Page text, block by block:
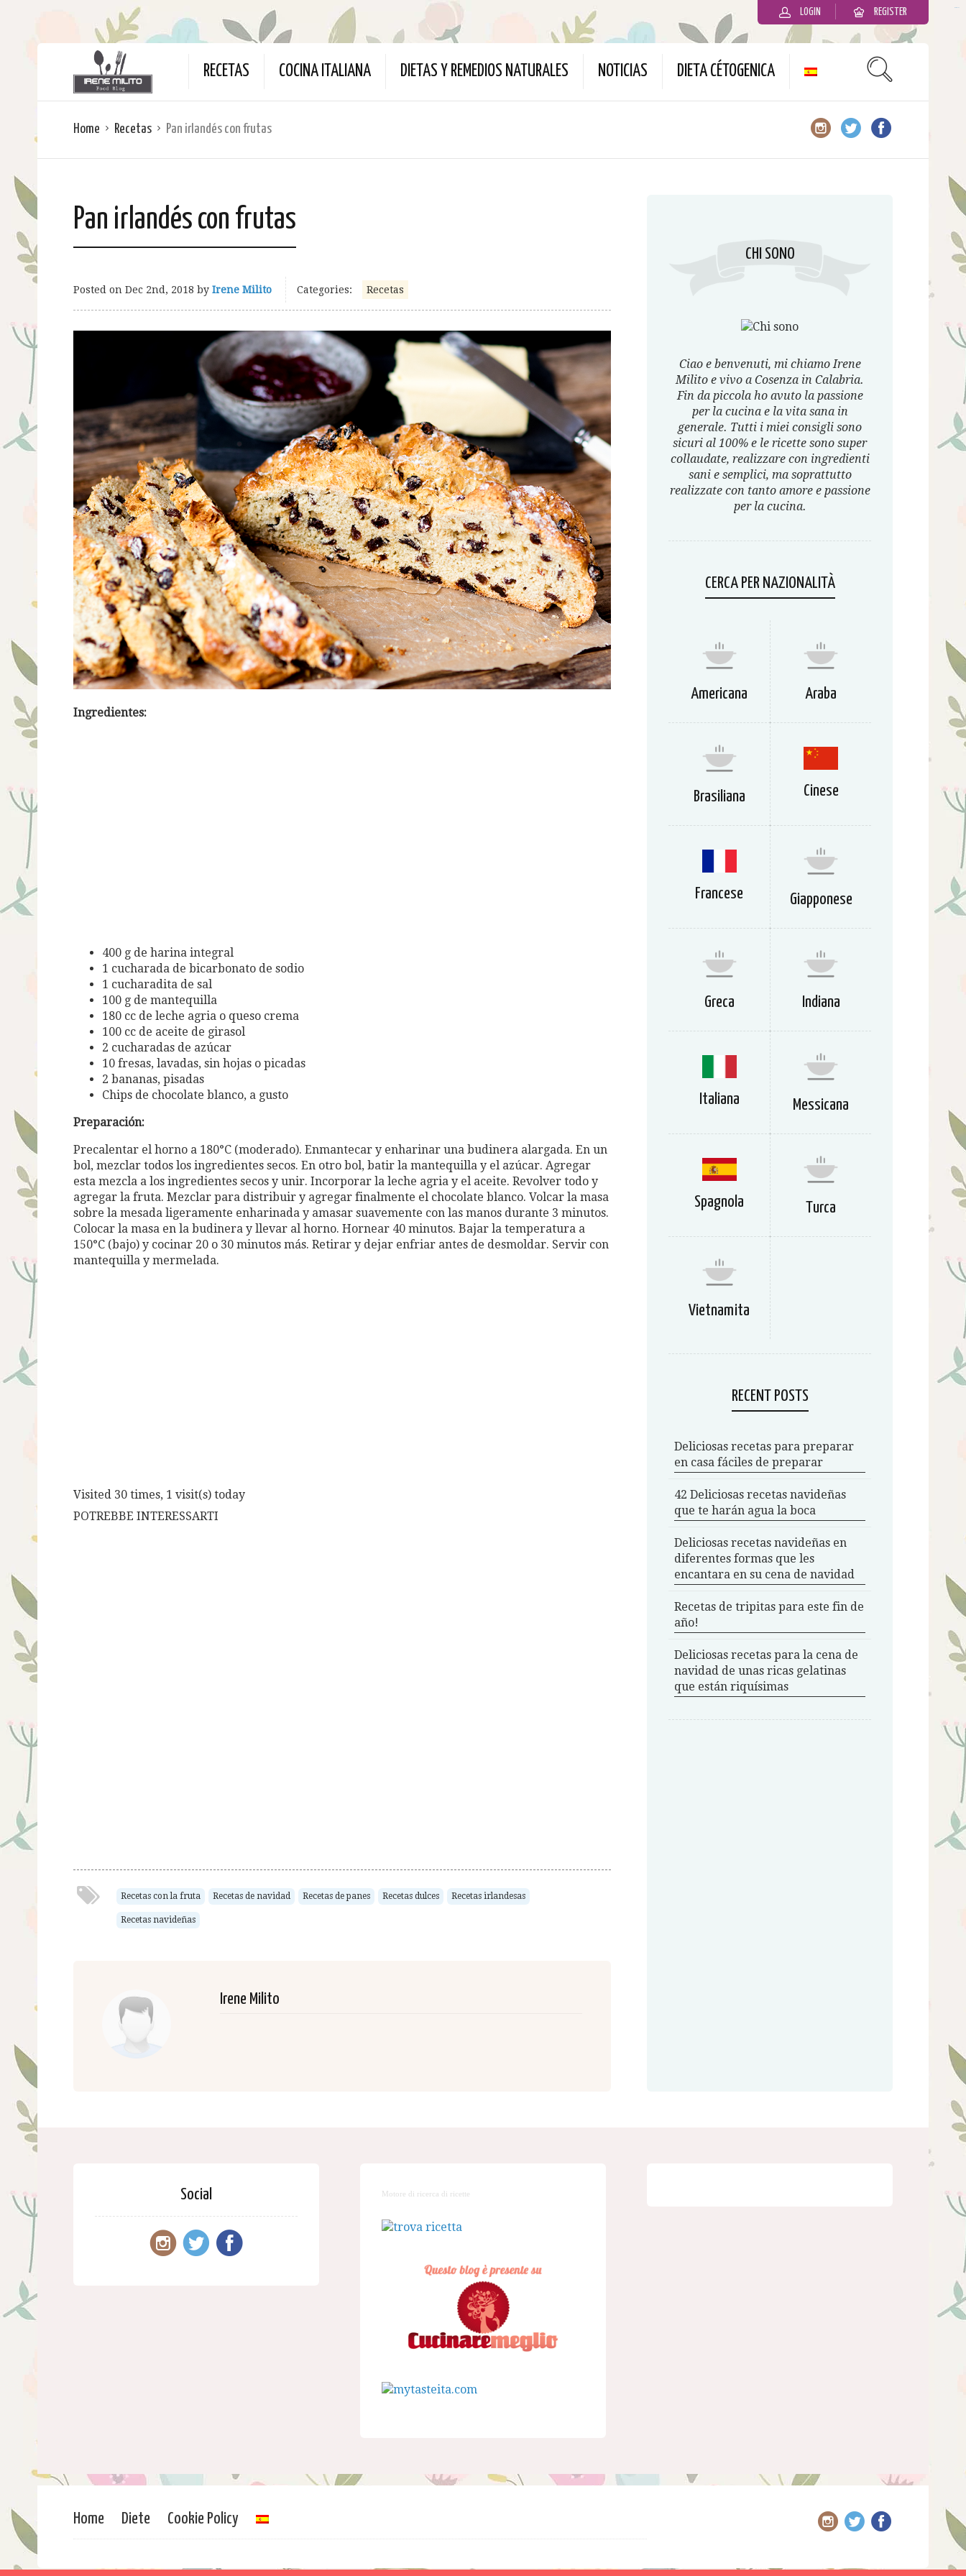
LOGIN REGISTER
RECETAS COCINA ITALIANA DIETAS Y REMEDIOS NATURALES NOTICIAS DIETA CÉTOGENICA
Home Recetas Pan irlandés con frutas
Pan irlandés con frutas
Posted on Dec 2nd, 2018 by Irene Milito Categories: Recetas
Ingredientes:
400 g de harina integral
1 cucharada de bicarbonato de sodio
1 cucharadita de sal
100 g de mantequilla
180 cc de leche agria o queso crema
100 cc de aceite de girasol
2 cucharadas de azúcar
10 fresas, lavadas, sin hojas o picadas
2 bananas, pisadas
Chips de chocolate blanco, a gusto
Preparación:
Precalentar el horno a 180°C (moderado). Enmantecar y enharinar una budinera alargada. En un
bol, mezclar todos los ingredientes secos. En otro bol, batir la mantequilla y el azúcar. Agregar
esta mezcla a los ingredientes secos y unir. Incorporar la leche agria y el aceite. Revolver todo y
agregar la fruta. Mezclar para distribuir y agregar finalmente el chocolate blanco. Volcar la masa
sobre la mesada ligeramente enharinada y amasar suavemente con las manos durante 3 minutos.
Colocar la masa en la budinera y llevar al horno. Hornear 40 minutos. Bajar la temperatura a
150°C (bajo) y cocinar 20 o 30 minutos más. Retirar y dejar enfriar antes de desmoldar. Servir con
mantequilla y mermelada.
Visited 30 times, 1 visit(s) today
POTREBBE INTERESSARTI
Recetas con la fruta Recetas de navidad Recetas de panes Recetas dulces Recetas irlandesas
Recetas navideñas
Irene Milito
CHI SONO
Ciao e benvenuti, mi chiamo Irene
Milito e vivo a Cosenza in Calabria.
Fin da piccola ho avuto la passione
per la cucina e la vita sana in
generale. Tutti i miei consigli sono
sicuri al 100% e le ricette sono super
collaudate, realizzare con ingredienti
sani e semplici, ma soprattutto
realizzate con tanto amore e passione
per la cucina.
CERCA PER NAZIONALITÀ
Americana Araba
Brasiliana Cinese
Francese Giapponese
Greca Indiana
Italiana Messicana
Spagnola Turca
Vietnamita
RECENT POSTS
Deliciosas recetas para preparar
en casa fáciles de preparar
42 Deliciosas recetas navideñas
que te harán agua la boca
Deliciosas recetas navideñas en
diferentes formas que les
encantara en su cena de navidad
Recetas de tripitas para este fin de
año!
Deliciosas recetas para la cena de
navidad de unas ricas gelatinas
que están riquísimas
Social Motore di ricerca di ricette
Home Diete Cookie Policy